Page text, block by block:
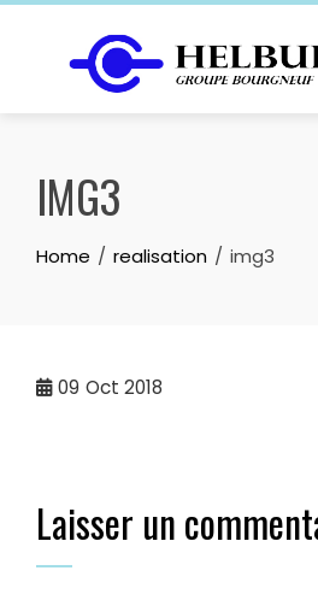
Skip
IMG3
Home realisation img3
09 Oct 2018
Laisser un